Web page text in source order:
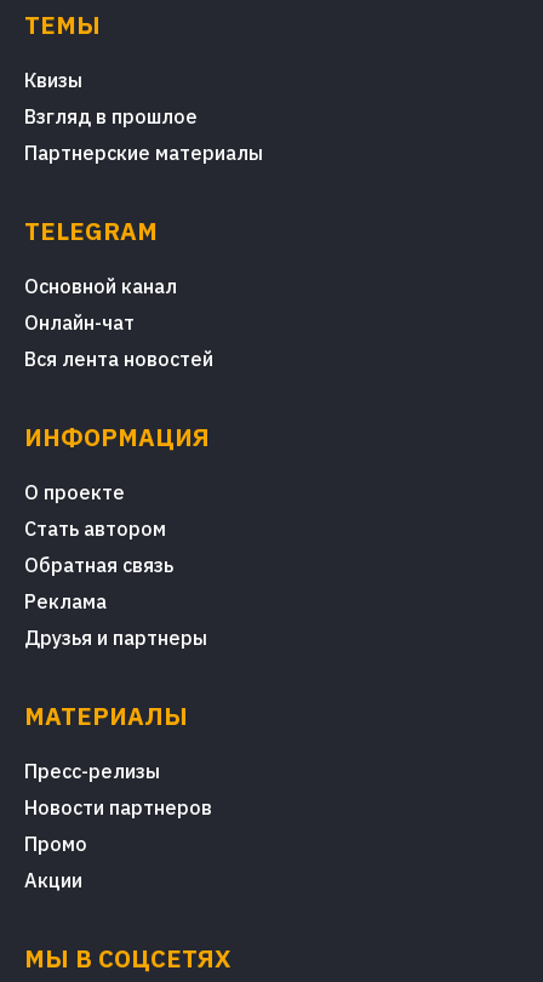
ТЕМЫ
Квизы
Взгляд в прошлое
Партнерские материалы
TELEGRAM
Основной канал
Онлайн-чат
Вся лента новостей
ИНФОРМАЦИЯ
О проекте
Стать автором
Обратная связь
Реклама
Друзья и партнеры
МАТЕРИАЛЫ
Пресс-релизы
Новости партнеров
Промо
Акции
МЫ В СОЦСЕТЯХ